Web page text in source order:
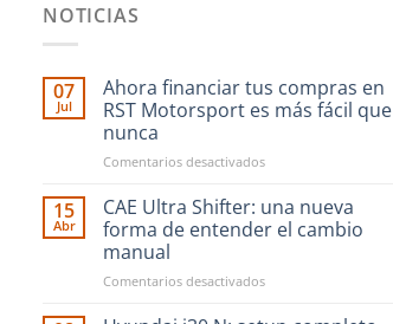
NOTICIAS
07
Jul
Ahora financiar tus compras en
RST Motorsport es más fácil que
nunca
Comentarios desactivadosen
financiar
compras
RST
15
Abr
CAE Ultra Shifter: una nueva
forma de entender el cambio
manual
Comentarios desactivadosen
Ultra